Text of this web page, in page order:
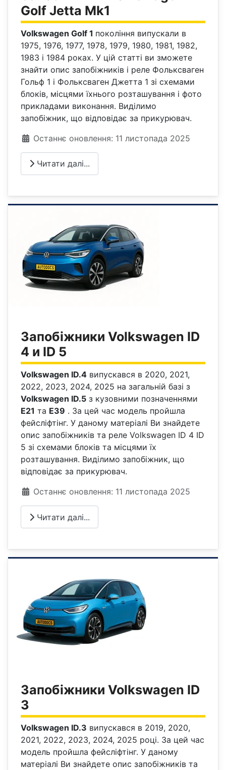
Golf Jetta Mk1
Volkswagen Golf 1 покоління випускали в
1975, 1976, 1977, 1978, 1979, 1980, 1981, 1982,
1983 і 1984 роках. У цій статті ви зможете
знайти опис запобіжників і реле Фольксваген
Гольф 1 і Фольксваген Джетта 1 зі схемами
блоків, місцями їхнього розташування і фото
прикладами виконання. Виділимо
запобіжник, що відповідає за прикурювач.
Деталі
Останнє оновлення: 11 листопада 2025
Читати далі...
Запобіжники Volkswagen ID
4 и ID 5
Volkswagen ID.4 випускався в 2020, 2021,
2022, 2023, 2024, 2025 на загальній базі з
Volkswagen ID.5 з кузовними позначеннями
Е21 та Е39 . За цей час модель пройшла
фейсліфтінг. У даному матеріалі Ви знайдете
опис запобіжників та реле Volkswagen ID 4 ID
5 зі схемами блоків та місцями їх
розташування. Виділимо запобіжник, що
відповідає за прикурювач.
Деталі
Останнє оновлення: 11 листопада 2025
Читати далі...
Запобіжники Volkswagen ID
3
Volkswagen ID.3 випускався в 2019, 2020,
2021, 2022, 2023, 2024, 2025 році. За цей час
модель пройшла фейсліфтінг. У даному
матеріалі Ви знайдете опис запобіжників та